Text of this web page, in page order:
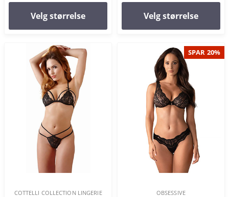
Velg størrelse Velg størrelse
COTTELLI COLLECTION LINGERIE
SPAR 20%
OBSESSIVE